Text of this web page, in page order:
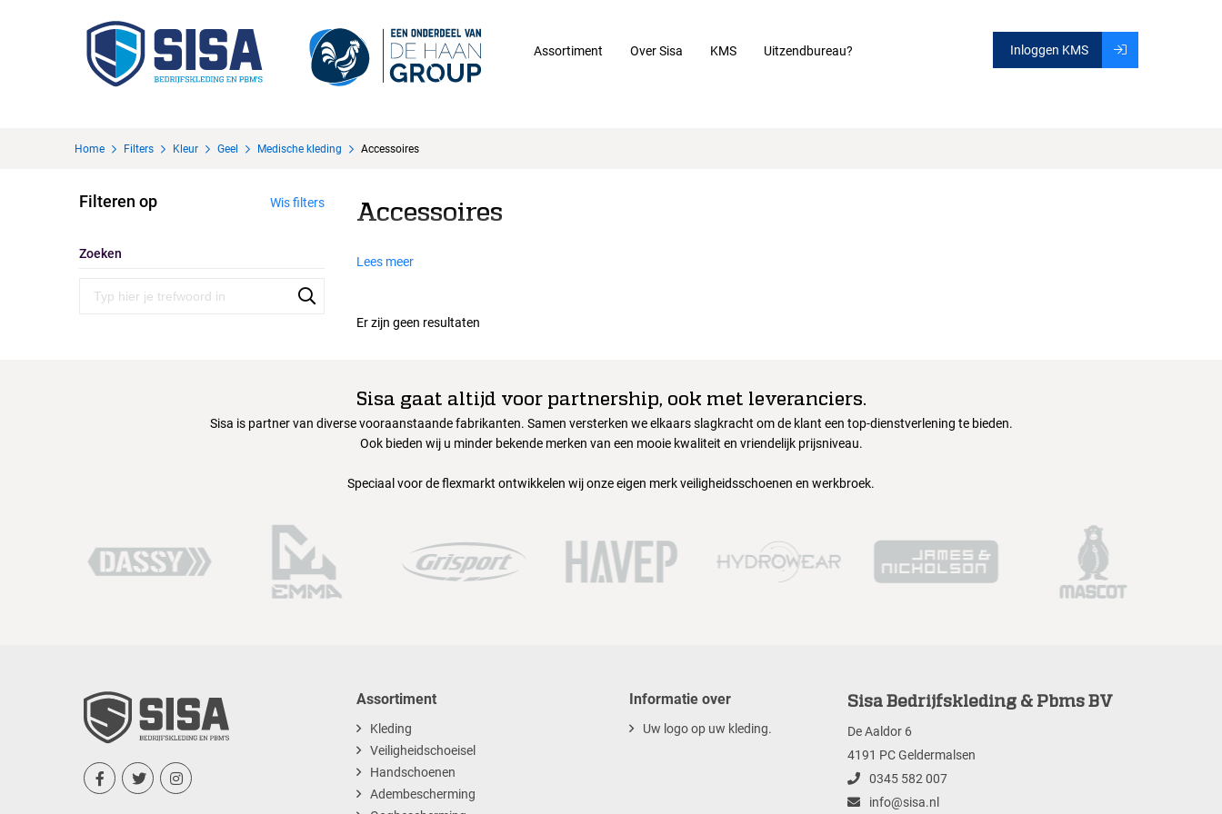
Assortiment Over Sisa KMS Uitzendbureau? Inloggen KMS
Home Filters Kleur Geel Medische kleding Accessoires
Filteren op Wis filters
Zoeken
Accessoires
Lees meer
Er zijn geen resultaten
Sisa gaat altijd voor partnership, ook met leveranciers.
Sisa is partner van diverse vooraanstaande fabrikanten. Samen versterken we elkaars slagkracht om de klant een top-dienstverlening te bieden.
Ook bieden wij u minder bekende merken van een mooie kwaliteit en vriendelijk prijsniveau.
Speciaal voor de flexmarkt ontwikkelen wij onze eigen merk veiligheidsschoenen en werkbroek.
  
Assortiment
Kleding
Veiligheidschoeisel
Handschoenen
Adembescherming
Informatie over
Uw logo op uw kleding.
Sisa Bedrijfskleding & Pbms BV
De Aaldor 6
4191 PC Geldermalsen
0345 582 007
info@sisa.nl